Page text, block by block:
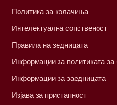
Политика за колачиња
Интелектуална сопственост
Правила на зедницата
Информации за политиката
Информации за заедницата
Изјава за пристапност